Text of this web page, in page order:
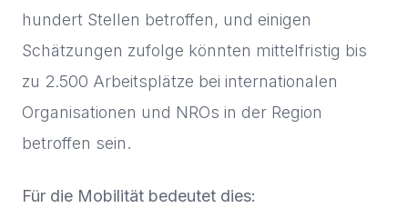
hundert Stellen betroffen, und einigen
Schätzungen zufolge könnten mittelfristig bis
zu 2.500 Arbeitsplätze bei internationalen
Organisationen und NROs in der Region
betroffen sein.
Für die Mobilität bedeutet dies: